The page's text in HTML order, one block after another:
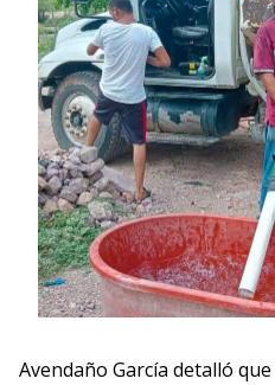
Avendaño García detalló